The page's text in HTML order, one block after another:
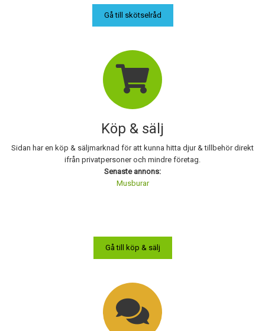
Gå till skötselråd
Köp & sälj
Sidan har en köp & säljmarknad för att kunna hitta djur & tillbehör direkt
ifrån privatpersoner och mindre företag.
Senaste annons:
Musburar
Gå till köp & sälj